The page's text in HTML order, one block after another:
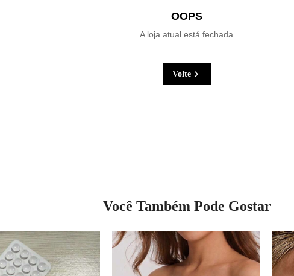
OOPS
A loja atual está fechada
Volte
Você Também Pode Gostar